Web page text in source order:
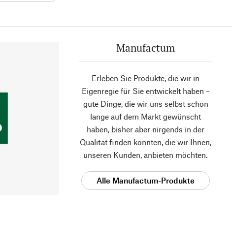
Manufactum
Erleben Sie Produkte, die wir in
Eigenregie für Sie entwickelt haben –
gute Dinge, die wir uns selbst schon
lange auf dem Markt gewünscht
haben, bisher aber nirgends in der
Qualität finden konnten, die wir Ihnen,
unseren Kunden, anbieten möchten.
Alle Manufactum-Produkte